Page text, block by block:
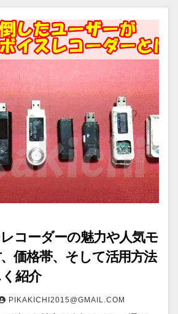
コーダーの魅力や人気モ
価格帯、そして活用方法
紹介
PIKAKICHI2015@GMAIL.COM